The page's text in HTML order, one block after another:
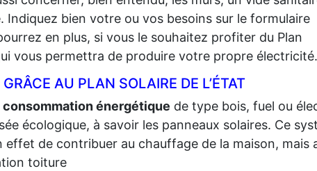
Indiquez bien votre ou vos besoins sur le formulaire
en plus, si vous le souhaitez profiter du Plan
vous permettra de produire votre propre électricité.
AU PLAN SOLAIRE DE L’ÉTAT
énergétique de type bois, fuel ou
écologique, à savoir les panneaux solaires. Ce
effet de contribuer au chauffage de la maison, mais
toiture